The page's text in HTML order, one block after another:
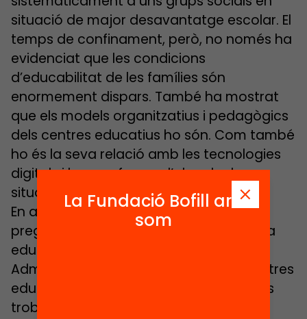
situació de major desavantatge escolar. El
temps de confinament, però, no només ha
evidenciat que les condicions
d’educabilitat de les famílies són
enormement dispars. També ha mostrat
que els models organitzatius i pedagògics
dels centres educatius ho són. Com també
ho és la seva relació amb les tecnologies
digitals i la seva forma d’abordar la
situació actual.
En aquest context, és imprescindible
preguntar-se quines accions de política
educativa cal aplicar des de les
Administracions públiques i des del centres
educatius–no oblidem que la política es
troba tant a les institucions com a les
La Fundació Bofill ara
som